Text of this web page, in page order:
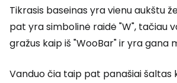
Tikrasis baseinas yra vienu aukštu
pat yra simbolinė raidė "W", tačiau
gražus kaip iš "WooBar" ir yra gana
Vanduo čia taip pat panašiai šaltas